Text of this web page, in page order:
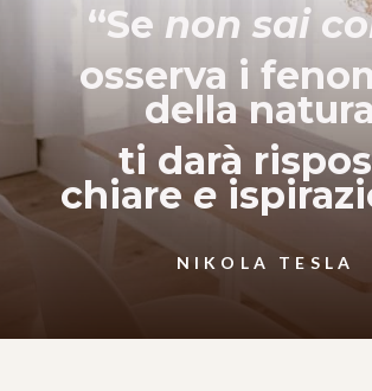
“Se non sai
osserva i
della
ti darà
chiare e
NIKOLA TESLA